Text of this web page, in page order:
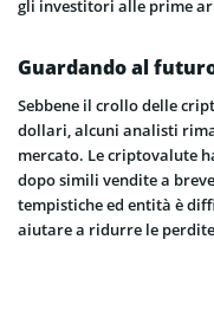
gli investitori alle prime
Guardando al
Sebbene il crollo delle
dollari, alcuni analisti
mercato. Le criptovalute
dopo simili vendite a
tempistiche ed entità è
aiutare a ridurre le